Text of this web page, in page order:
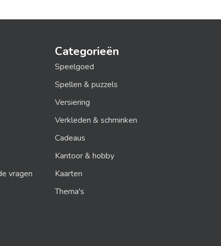
vragen
Categorieën
Speelgoed
Spellen & puzzels
Versiering
Verkleden & schminken
Cadeaus
Kantoor & hobby
Kaarten
Thema's